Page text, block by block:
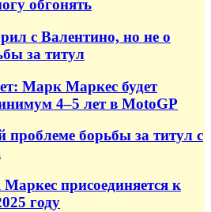
обгонять
с Валентино, но не о
за титул
Марк Маркес будет
4–5 лет в MotoGP
проблеме борьбы за титул с
присоединяется к
году